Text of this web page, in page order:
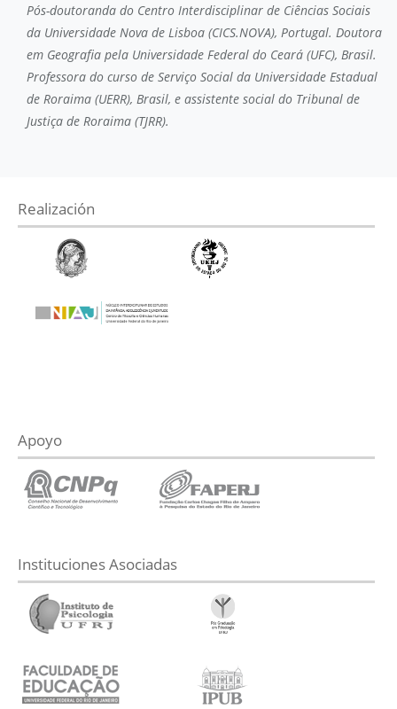
Pós-doutoranda do Centro Interdisciplinar de Ciências Sociais
da Universidade Nova de Lisboa (CICS.NOVA), Portugal. Doutora
em Geografia pela Universidade Federal do Ceará (UFC), Brasil.
Professora do curso de Serviço Social da Universidade Estadual
de Roraima (UERR), Brasil, e assistente social do Tribunal de
Justiça de Roraima (TJRR).
Realización
Apoyo
Instituciones Asociadas